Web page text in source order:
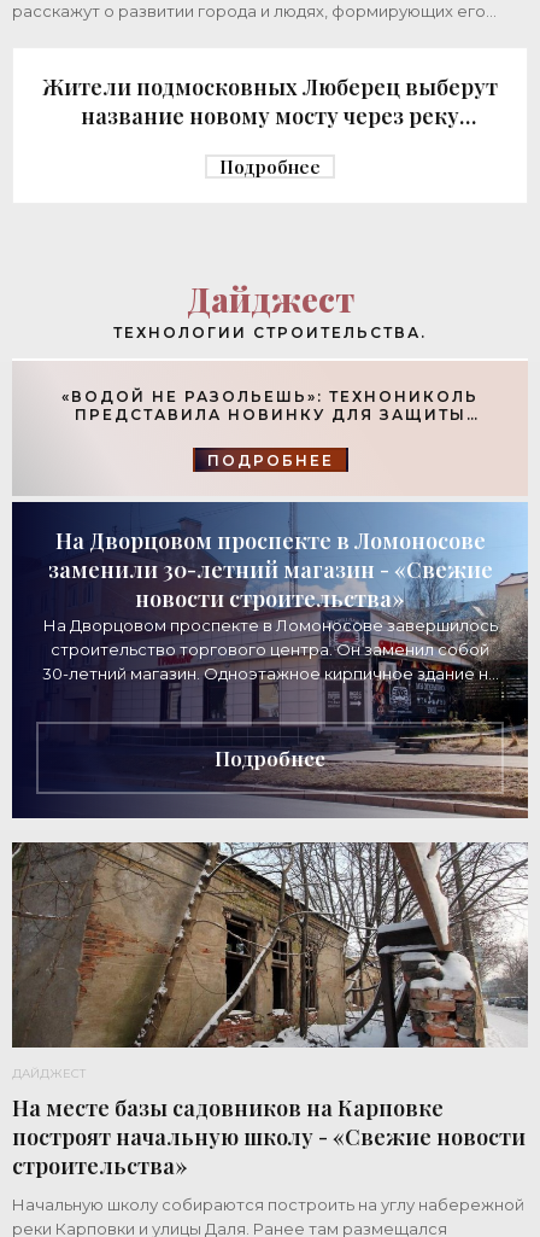
расскажут о развитии города и людях, формирующих его
Жители подмосковных Люберец выберут
название новому мосту через реку
Подробнее
Дайджест
ТЕХНОЛОГИИ СТРОИТЕЛЬСТВА.
«ВОДОЙ НЕ РАЗОЛЬЕШЬ»: ТЕХНОНИКОЛЬ
ПРЕДСТАВИЛА НОВИНКУ ДЛЯ ЗАЩИТЫ
СТРОИТЕЛЬСТВА»
ПОДРОБНЕЕ
На Дворцовом проспекте в Ломоносове
заменили 30-летний магазин - «Свежие
новости строительства»
На Дворцовом проспекте в Ломоносове завершилось
строительство торгового центра. Он заменил собой
30-летний магазин. Одноэтажное кирпичное здание на
Дворцовом проспекте, 16а, было построено
Подробнее
ДАЙДЖЕСТ
На месте базы садовников на Карповке
построят начальную школу - «Свежие новости
строительства»
Начальную школу собираются построить на углу набережной
реки Карповки и улицы Даля. Ранее там размещался